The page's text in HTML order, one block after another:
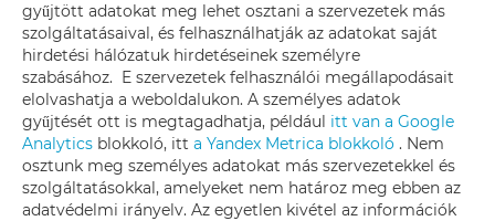
gyűjtött adatokat meg lehet osztani a szervezetek más
szolgáltatásaival, és felhasználhatják az adatokat saját
hirdetési hálózatuk hirdetéseinek személyre
szabásához. E szervezetek felhasználói megállapodásait
elolvashatja a weboldalukon. A személyes adatok
gyűjtését ott is megtagadhatja, például itt van a Google
Analytics blokkoló, itt a Yandex Metrica blokkoló . Nem
osztunk meg személyes adatokat más szervezetekkel és
szolgáltatásokkal, amelyeket nem határoz meg ebben az
adatvédelmi irányelv. Az egyetlen kivétel az információk